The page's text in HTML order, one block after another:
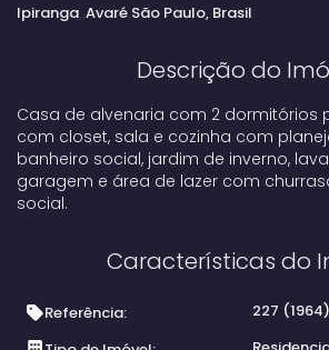
Ipiranga Avaré São Paulo, Brasil
Descrição do
Casa de alvenaria com 2 dormitórios
com closet, sala e cozinha com
banheiro social, jardim de inverno,
garagem e área de lazer com
social.
Características do
Referência: 227 (1964)